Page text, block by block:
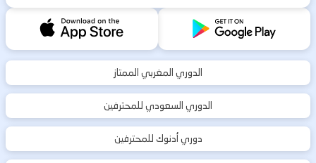
الدوري المغربي الممتاز
الدوري السعودي للمحترفين
دوري أدنوك للمحترفين